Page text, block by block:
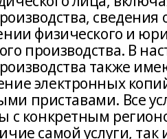
физического и
производства. В
также
электронных
приставами. Все
с конкретным
самой услуги, так